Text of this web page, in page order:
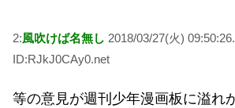
2:風吹けば名無し 2018/03/27(火)
ID:RJkJ0CAy0.net
等の意見が週刊少年漫画板に溢れ